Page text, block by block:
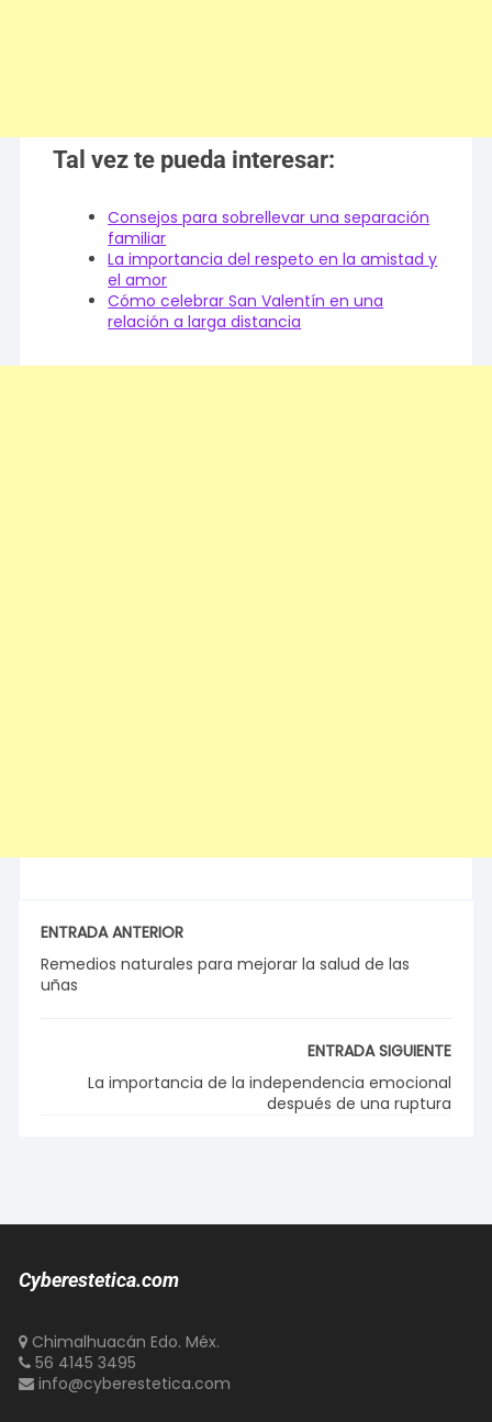
Tal vez te pueda interesar:
Consejos para sobrellevar una separación
familiar
La importancia del respeto en la amistad y
el amor
Cómo celebrar San Valentín en una
relación a larga distancia
ENTRADA ANTERIOR
Remedios naturales para mejorar la salud de las
uñas
ENTRADA SIGUIENTE
La importancia de la independencia emocional
después de una ruptura
Cyberestetica.com
Chimalhuacán Edo. Méx.
56 4145 3495
info@cyberestetica.com